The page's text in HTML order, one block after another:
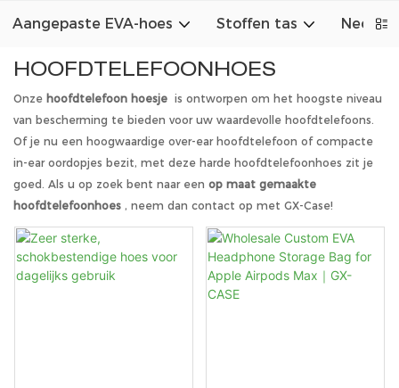
Aangepaste EVA-hoes Stoffen tas
HOOFDTELEFOONHOES
Onze hoofdtelefoon hoesje is ontworpen om het hoogste niveau
van bescherming te bieden voor uw waardevolle hoofdtelefoons.
Of je nu een hoogwaardige over-ear hoofdtelefoon of compacte
in-ear oordopjes bezit, met deze harde hoofdtelefoonhoes zit je
goed. Als u op zoek bent naar een op maat gemaakte
hoofdtelefoonhoes , neem dan contact op met GX-Case!